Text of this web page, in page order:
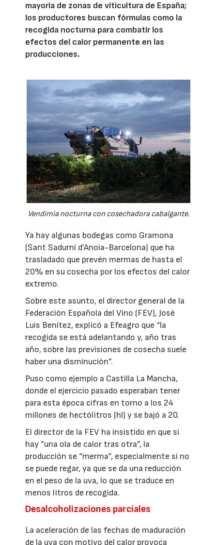
mayoría de zonas de viticultura de España;
los productores buscan fórmulas como la
recogida nocturna para combatir los
efectos del calor permanente en las
producciones.
Vendimia nocturna con cosechadora cabalgante.
Ya hay algunas bodegas como Gramona
(Sant Sadurní d'Anoia-Barcelona) que ha
trasladado que prevén mermas de hasta el
20% en su cosecha por los efectos del calor
extremo.
Sobre este asunto, el director general de la
Federación Española del Vino (FEV), José
Luis Benítez, explicó a Efeagro que “la
recogida se está adelantando y, año tras
año, sobre las previsiones de cosecha suele
haber una disminución”.
Puso como ejemplo a Castilla La Mancha,
donde el ejercicio pasado esperaban tener
para esta época cifras en torno a los 24
millones de hectólitros (hl) y se bajó a 20.
El director de la FEV ha insistido en que si
hay “una ola de calor tras otra”, la
producción se “merma”, especialmente si no
se puede regar, ya que se da una reducción
en el peso de la uva, lo que se traduce en
menos litros de recogida.
Desalcoholizaciones parciales
La aceleración de las fechas de maduración
de la uva con motivo del calor provoca